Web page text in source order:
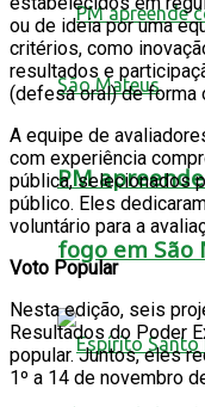
PM
fogo em São
ou de ideia por uma
critérios, como
resultados e
(defesa oral) de forma
A equipe de
com experiência
pública, selecionados
público. Eles
voluntário para a
Voto Popular
Nesta edição, seis
Resultados do Poder
popular. Juntos, eles
1º a 14 de novembro